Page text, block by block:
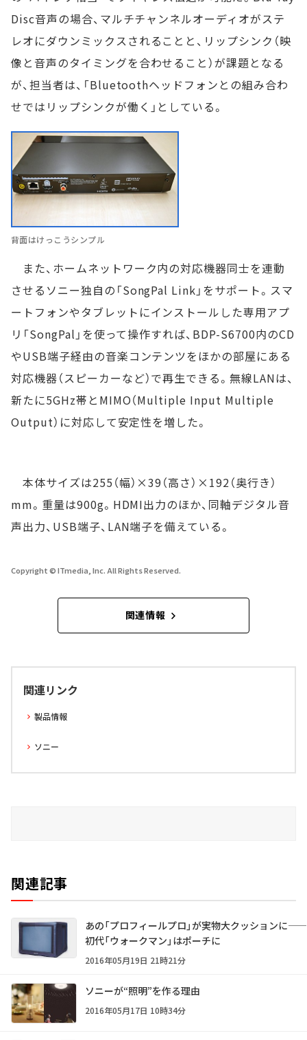
Disc音声の場合、マルチチャンネルオーディオがステ
レオにダウンミックスされることと、リップシンク（映
像と音声のタイミングを合わせること）が課題となる
が、担当者は、「Bluetoothヘッドフォンとの組み合わ
せではリップシンクが働く」としている。
背面はけっこうシンプル
また、ホームネットワーク内の対応機器同士を連動
させるソニー独自の「SongPal Link」をサポート。スマ
ートフォンやタブレットにインストールした専用アプ
リ「SongPal」を使って操作すれば、BDP-S6700内のCD
やUSB端子経由の音楽コンテンツをほかの部屋にある
対応機器（スピーカーなど）で再生できる。無線LANは、
新たに5GHz帯とMIMO（Multiple Input Multiple
Output）に対応して安定性を増した。
本体サイズは255（幅）×39（高さ）×192（奥行き）
mm。重量は900g。HDMI出力のほか、同軸デジタル音
声出力、USB端子、LAN端子を備えている。
Copyright © ITmedia, Inc. All Rights Reserved.
関連情報
関連リンク
製品情報
ソニー
関連記事
あの「プロフィールプロ」が実物大クッションに――
初代「ウォークマン」はポーチに
2016年05月19日 21時21分
ソニーが“照明”を作る理由
2016年05月17日 10時34分